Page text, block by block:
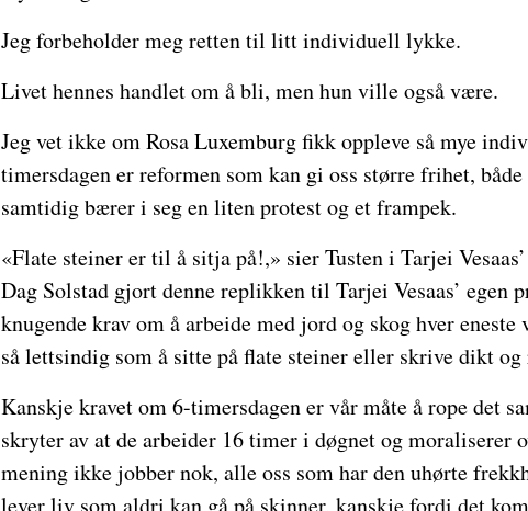
Jeg forbeholder meg retten til litt individuell lykke.
Livet hennes handlet om å bli, men hun ville også være.
Jeg vet ikke om Rosa Luxemburg fikk oppleve så mye
timersdagen er reformen som kan gi oss større frihet,
samtidig bærer i seg en liten protest og et frampek.
«Flate steiner er til å sitja på!,» sier Tusten i Tarjei
Dag Solstad gjort denne replikken til Tarjei Vesaas’ egen
knugende krav om å arbeide med jord og skog hver
så lettsindig som å sitte på flate steiner eller skrive dikt og
Kanskje kravet om 6-timersdagen er vår måte å rope det
skryter av at de arbeider 16 timer i døgnet og moraliserer
mening ikke jobber nok, alle oss som har den uhørte
lever liv som aldri kan gå på skinner, kanskje fordi det